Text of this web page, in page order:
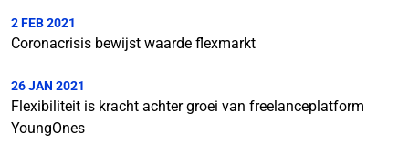
2 FEB 2021
Coronacrisis bewijst waarde flexmarkt
26 JAN 2021
Flexibiliteit is kracht achter groei van freelanceplatform
YoungOnes